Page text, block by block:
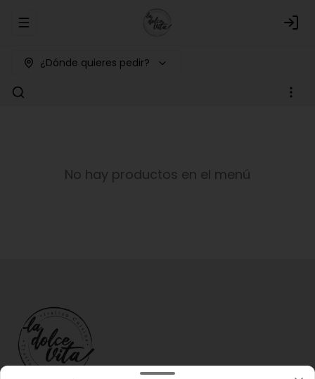
Abrir menu de navegación Login
¿Dónde quieres pedir?
No hay productos en el menú